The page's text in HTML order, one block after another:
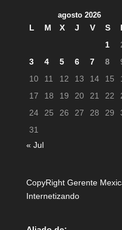
agosto 2026
L M X J V S
1
3
4 5 6 7 8
10
11 12 13 14 15
17
18 19 20 21 22
24
25 26 27 28 29
31
« Jul
CopyRight Gerente
Internetizando